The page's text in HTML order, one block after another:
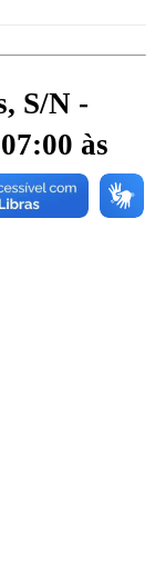
S/N -
às